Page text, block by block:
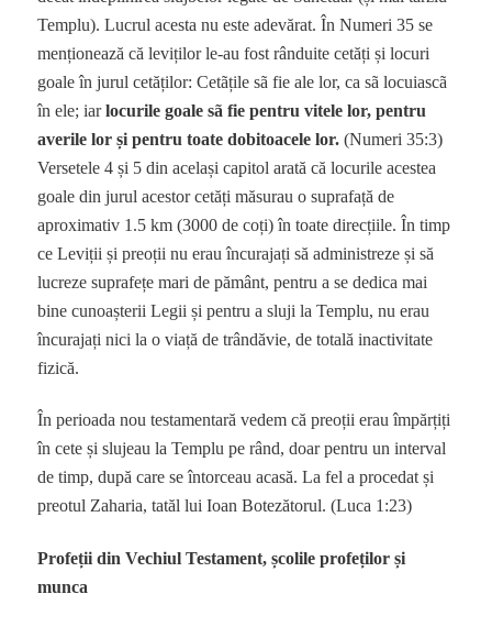
Templu). Lucrul acesta nu este adevărat. În Numeri 35 se
menționează că leviților le-au fost rânduite cetăți și locuri
goale în jurul cetăților: Cetãțile sã fie ale lor, ca sã locuiascã
în ele; iarlocurile goale sã fie pentru vitele lor, pentru
averile lor și pentru toate dobitoacele lor. (Numeri 35:3)
Versetele 4 și 5 din același capitol arată că locurile acestea
goale din jurul acestor cetăți măsurau o suprafață de
aproximativ 1.5 km (3000 de coți) în toate direcțiile. În timp
ce Leviții și preoții nu erau încurajați să administreze și să
lucreze suprafețe mari de pământ, pentru a se dedica mai
bine cunoașterii Legii și pentru a sluji la Templu, nu erau
încurajați nici la o viață de trândăvie, de totală inactivitate
fizică.
În perioada nou testamentară vedem că preoții erau împărțiți
în cete și slujeau la Templu pe rând, doar pentru un interval
de timp, după care se întorceau acasă. La fel a procedat și
preotul Zaharia, tatăl lui Ioan Botezătorul. (Luca 1:23)
Profeții din Vechiul Testament, școlile profeților și
munca